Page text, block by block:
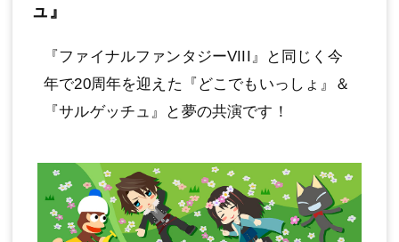
ュ』
『ファイナルファンタジーVIII』と同じく今
年で20周年を迎えた『どこでもいっしょ』＆
『サルゲッチュ』と夢の共演です！